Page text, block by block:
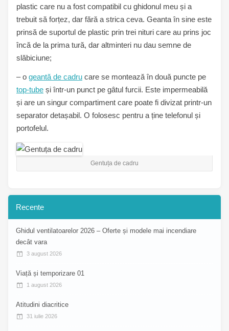
plastic care nu a fost compatibil cu ghidonul meu și a
trebuit să forțez, dar fără a strica ceva. Geanta în sine este
prinsă de suportul de plastic prin trei nituri care au prins joc
încă de la prima tură, dar altminteri nu dau semne de
slăbiciune;
– o geantă de cadru care se montează în două puncte pe
top-tube și într-un punct pe gâtul furcii. Este impermeabilă
și are un singur compartiment care poate fi divizat printr-un
separator detașabil. O folosesc pentru a ține telefonul și
portofelul.
Gentuța de cadru
Recente
Ghidul ventilatoarelor 2026 – Oferte și modele mai incendiare
decât vara
3 august 2026
Viață și temporizare 01
1 august 2026
Atitudini diacritice
31 iulie 2026